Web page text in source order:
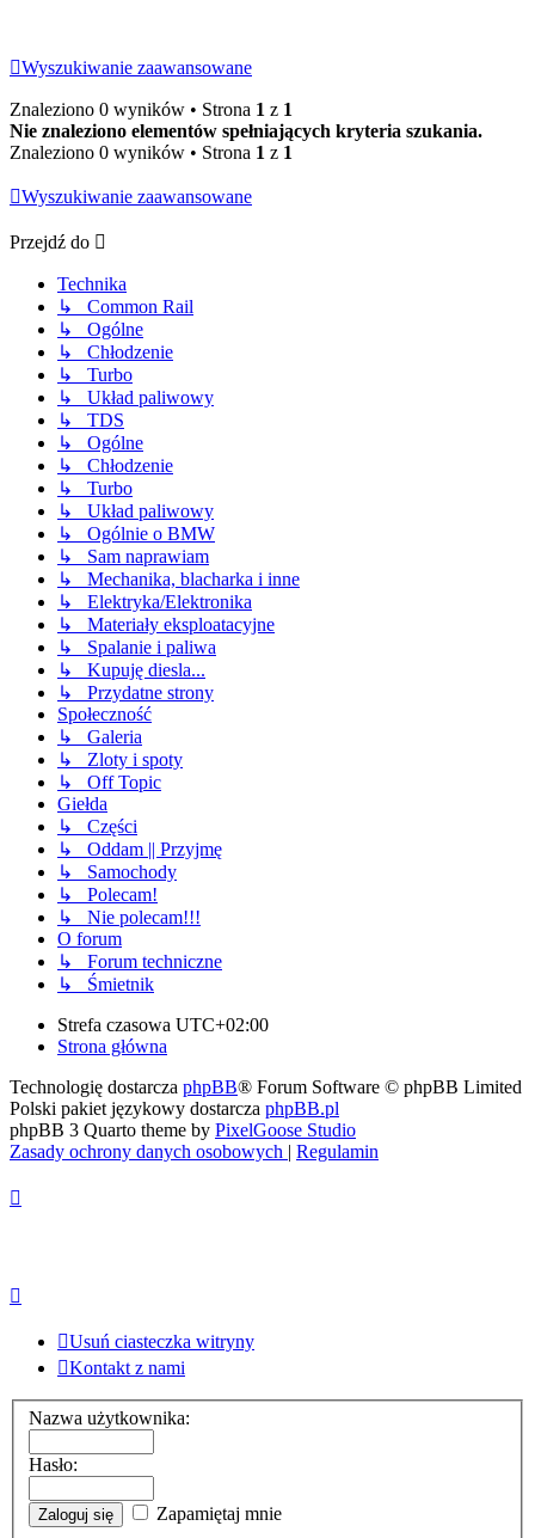
Wyszukiwanie zaawansowane
Znaleziono 0 wyników • Strona 1 z 1
Nie znaleziono elementów spełniających kryteria szukania.
Znaleziono 0 wyników • Strona 1 z 1
Wyszukiwanie zaawansowane
Przejdź do
Technika
↳ Common Rail
↳ Ogólne
↳ Chłodzenie
↳ Turbo
↳ Układ paliwowy
↳ TDS
↳ Ogólne
↳ Chłodzenie
↳ Turbo
↳ Układ paliwowy
↳ Ogólnie o BMW
↳ Sam naprawiam
↳ Mechanika, blacharka i inne
↳ Elektryka/Elektronika
↳ Materiały eksploatacyjne
↳ Spalanie i paliwa
↳ Kupuję diesla...
↳ Przydatne strony
Społeczność
↳ Galeria
↳ Zloty i spoty
↳ Off Topic
Giełda
↳ Części
↳ Oddam || Przyjmę
↳ Samochody
↳ Polecam!
↳ Nie polecam!!!
O forum
↳ Forum techniczne
↳ Śmietnik
Strefa czasowa UTC+02:00
Strona główna
Technologię dostarcza phpBB® Forum Software © phpBB Limited
Polski pakiet językowy dostarcza phpBB.pl
phpBB 3 Quarto theme by PixelGoose Studio
Zasady ochrony danych osobowych | Regulamin
Usuń ciasteczka witryny
Kontakt z nami
Nazwa użytkownika:
Hasło:
Zapamiętaj mnie